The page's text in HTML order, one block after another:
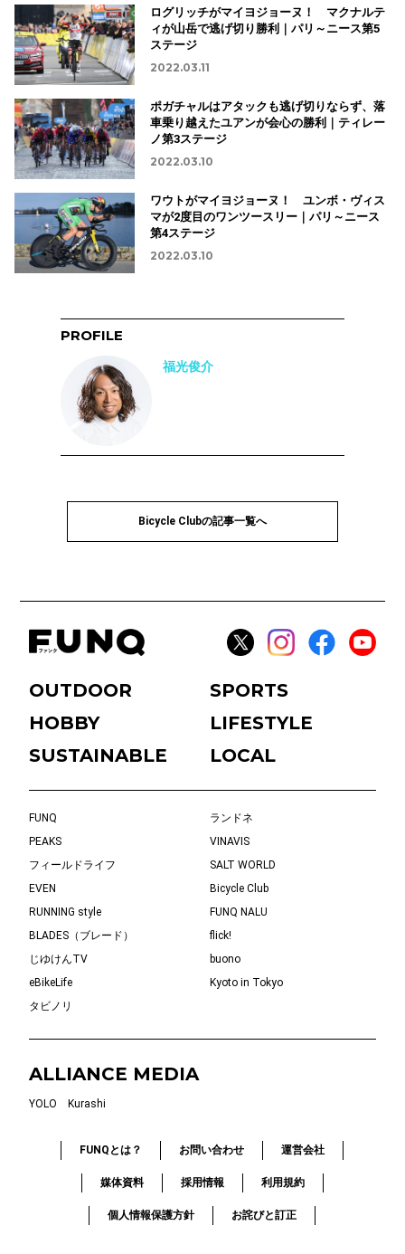
ログリッチがマイヨジョーヌ！ マクナルテ
ィが山岳で逃げ切り勝利｜パリ～ニース第5
ステージ
2022.03.11
ポガチャルはアタックも逃げ切りならず、落
車乗り越えたユアンが会心の勝利｜ティレー
ノ第3ステージ
2022.03.10
ワウトがマイヨジョーヌ！ ユンボ・ヴィス
マが2度目のワンツースリー｜パリ～ニース
第4ステージ
2022.03.10
PROFILE
福光俊介
Bicycle Clubの記事一覧へ
OUTDOOR
SPORTS
HOBBY
LIFESTYLE
SUSTAINABLE
LOCAL
FUNQ
ランドネ
PEAKS
VINAVIS
フィールドライフ
SALT WORLD
EVEN
Bicycle Club
RUNNING style
FUNQ NALU
BLADES（ブレード）
flick!
じゆけんTV
buono
eBikeLife
Kyoto in Tokyo
タビノリ
ALLIANCE MEDIA
YOLO Kurashi
FUNQとは？ お問い合わせ 運営会社
媒体資料 採用情報 利用規約
個人情報保護方針 お詫びと訂正